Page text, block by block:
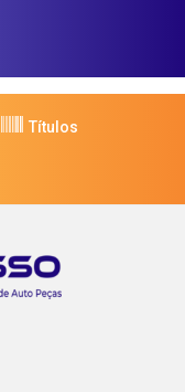
Títulos